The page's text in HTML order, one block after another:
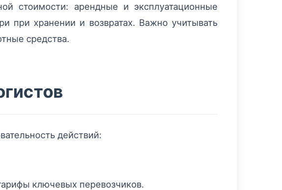
стоимости: арендные и эксплуатационные
при хранении и возвратах. Важно учитывать
средства.
действий:
ключевых перевозчиков.